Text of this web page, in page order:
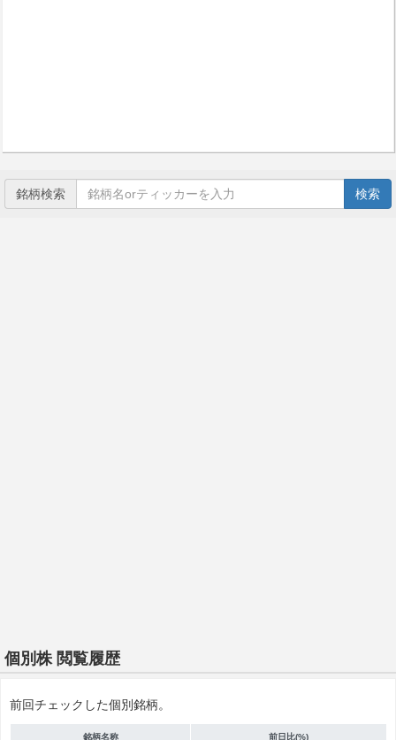
銘柄検索 検索
個別株 閲覧履歴
前回チェックした個別銘柄。
銘柄名称 前日比(%)